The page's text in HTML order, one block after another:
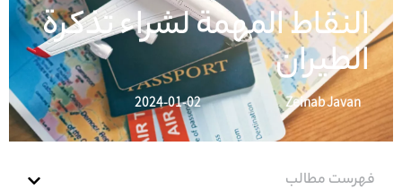
النقاط المهمة لشراء تذكرة
الطيران
Zeinab Javan
2024-01-02
فهرست مطالب